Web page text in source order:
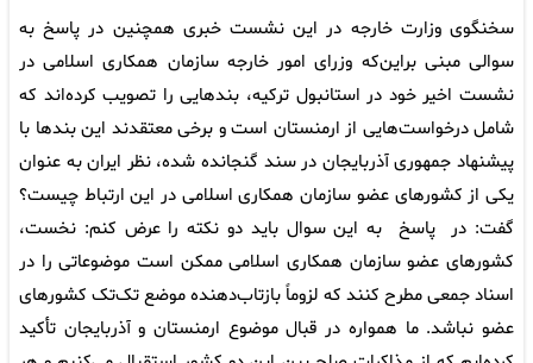
سخنگوی وزارت خارجه در این نشست خبری همچنین در پاسخ به
سوالی مبنی براین‌که وزرای امور خارجه سازمان همکاری اسلامی در
نشست اخیر خود در استانبول ترکیه، بندهایی را تصویب کرده‌اند که
شامل درخواست‌هایی از ارمنستان است و برخی معتقدند این بندها با
پیشنهاد جمهوری آذربایجان در سند گنجانده شده، نظر ایران به عنوان
یکی از کشورهای عضو سازمان همکاری اسلامی در این ارتباط چیست؟
گفت: در پاسخ به این سوال باید دو نکته را عرض کنم: نخست،
کشورهای عضو سازمان همکاری اسلامی ممکن است موضوعاتی را در
اسناد جمعی مطرح کنند که لزوماً بازتاب‌دهنده موضع تک‌تک کشورهای
عضو نباشد. ما همواره در قبال موضوع ارمنستان و آذربایجان تأکید